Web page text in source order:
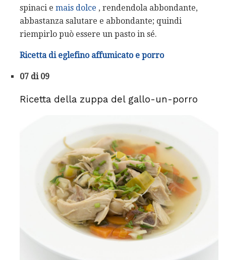
spinaci e mais dolce , rendendola abbondante,
abbastanza salutare e abbondante; quindi
riempirlo può essere un pasto in sé.
Ricetta di eglefino affumicato e porro
07 di 09
Ricetta della zuppa del gallo-un-porro